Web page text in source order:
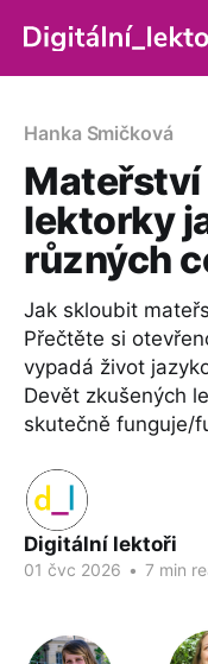
Hanka Smičková
Mateřství
lektorky
různých
Jak skloubit
Přečtěte si
vypadá život
Devět zkušených
skutečně funguje/
Digitální lektoři
01 čvc 2026 • 7 min